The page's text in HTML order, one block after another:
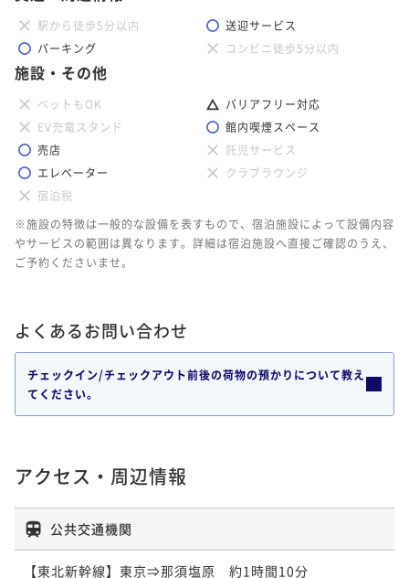
駅から徒歩5分以内
送迎サービス
パーキング
コンビニ徒歩5分以内
施設・その他
ペットもOK
バリアフリー対応
EV充電スタンド
館内喫煙スペース
売店
託児サービス
エレベーター
クラブラウンジ
宿泊税
※施設の特徴は一般的な設備を表すもので、宿泊施設によって設備内容
やサービスの範囲は異なります。詳細は宿泊施設へ直接ご確認のうえ、
ご予約くださいませ。
よくあるお問い合わせ
チェックイン/チェックアウト前後の荷物の預かりについて教え
てください。
アクセス・周辺情報
公共交通機関
【東北新幹線】東京⇒那須塩原　約1時間10分